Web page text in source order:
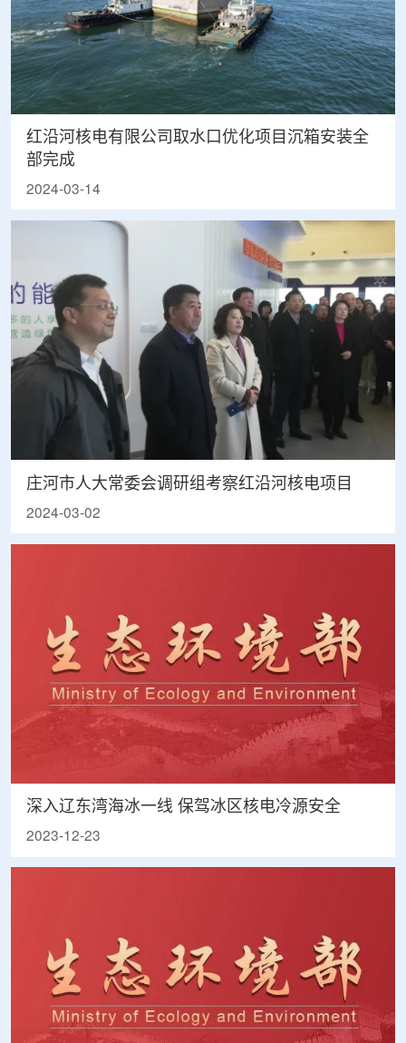
红沿河核电有限公司取水口优化项目沉箱安装全
部完成
2024-03-14
庄河市人大常委会调研组考察红沿河核电项目
2024-03-02
深入辽东湾海冰一线 保驾冰区核电冷源安全
2023-12-23